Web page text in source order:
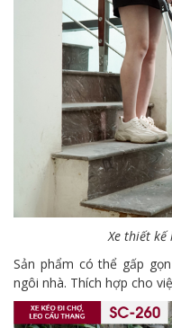
Xe thiết kế
Sản phẩm có thể gấp
ngôi nhà. Thích hợp cho